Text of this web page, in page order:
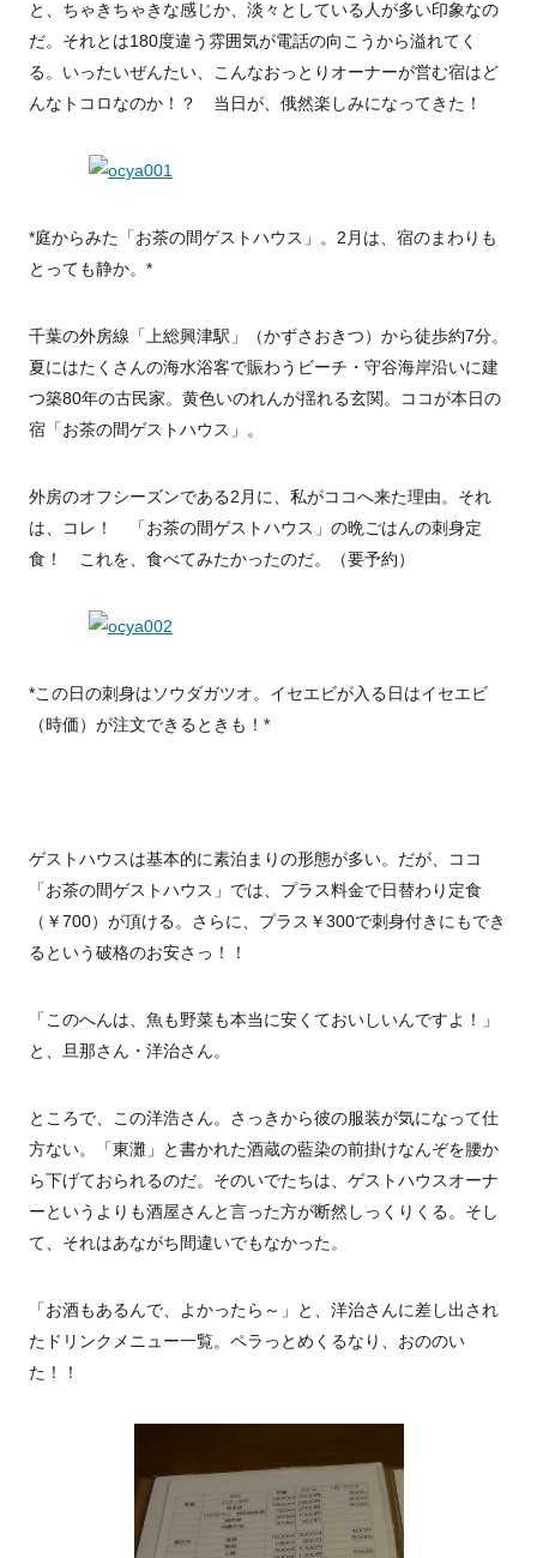
と、ちゃきちゃきな感じか、淡々としている人が多い印象なの
だ。それとは180度違う雰囲気が電話の向こうから溢れてく
る。いったいぜんたい、こんなおっとりオーナーが営む宿はど
んなトコロなのか！？ 当日が、俄然楽しみになってきた！
*庭からみた「お茶の間ゲストハウス」。2月は、宿のまわりも
とっても静か。*
千葉の外房線「上総興津駅」（かずさおきつ）から徒歩約7分。
夏にはたくさんの海水浴客で賑わうビーチ・守谷海岸沿いに建
つ築80年の古民家。黄色いのれんが揺れる玄関。ココが本日の
宿「お茶の間ゲストハウス」。
外房のオフシーズンである2月に、私がココへ来た理由。それ
は、コレ！ 「お茶の間ゲストハウス」の晩ごはんの刺身定
食！ これを、食べてみたかったのだ。（要予約）
*この日の刺身はソウダガツオ。イセエビが入る日はイセエビ
（時価）が注文できるときも！*
ゲストハウスは基本的に素泊まりの形態が多い。だが、ココ
「お茶の間ゲストハウス」では、プラス料金で日替わり定食
（￥700）が頂ける。さらに、プラス￥300で刺身付きにもでき
るという破格のお安さっ！！
「このへんは、魚も野菜も本当に安くておいしいんですよ！」
と、旦那さん・洋治さん。
ところで、この洋浩さん。さっきから彼の服装が気になって仕
方ない。「東灘」と書かれた酒蔵の藍染の前掛けなんぞを腰か
ら下げておられるのだ。そのいでたちは、ゲストハウスオーナ
ーというよりも酒屋さんと言った方が断然しっくりくる。そし
て、それはあながち間違いでもなかった。
「お酒もあるんで、よかったら～」と、洋治さんに差し出され
たドリンクメニュー一覧。ペラっとめくるなり、おののい
た！！